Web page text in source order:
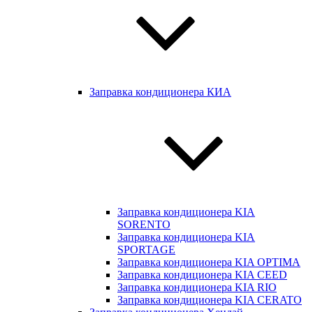
Заправка кондиционера КИА
Заправка кондиционера KIA
SORENTO
Заправка кондиционера KIA
SPORTAGE
Заправка кондиционера KIA OPTIMA
Заправка кондиционера KIA CEED
Заправка кондиционера KIA RIO
Заправка кондиционера KIA CERATO